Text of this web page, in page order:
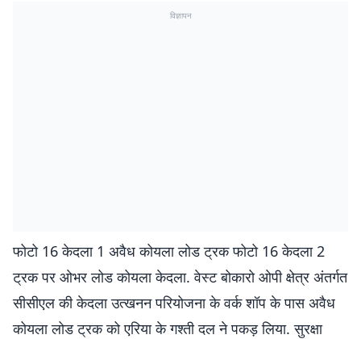
विज्ञापन
फोटो 16 केदला 1 अवैध कोयला लोड ट्रक फोटो 16 केदला 2
ट्रक पर ओभर लोड कोयला केदला. वेस्ट बोकारो ओपी क्षेत्र अंतर्गत
सीसीएल की केदला उत्खनन परियोजना के वर्क शॉप के पास अवैध
कोयला लोड ट्रक को एरिया के गश्ती दल ने पकड़ लिया. सुरक्षा